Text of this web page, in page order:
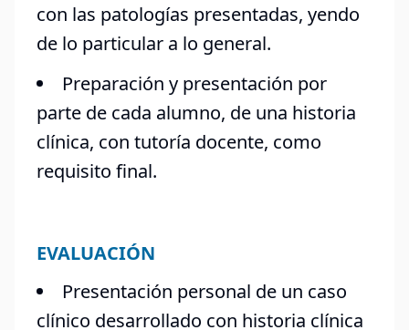
con las patologías presentadas, yendo
de lo particular a lo general.
Preparación y presentación por
parte de cada alumno, de una historia
clínica, con tutoría docente, como
requisito final.
EVALUACIÓN
Presentación personal de un caso
clínico desarrollado con historia clínica